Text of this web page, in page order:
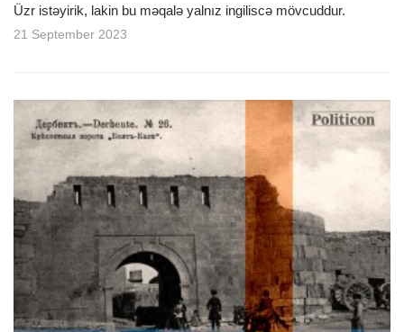
Üzr istəyirik, lakin bu məqalə yalnız ingiliscə mövcuddur.
21 September 2023